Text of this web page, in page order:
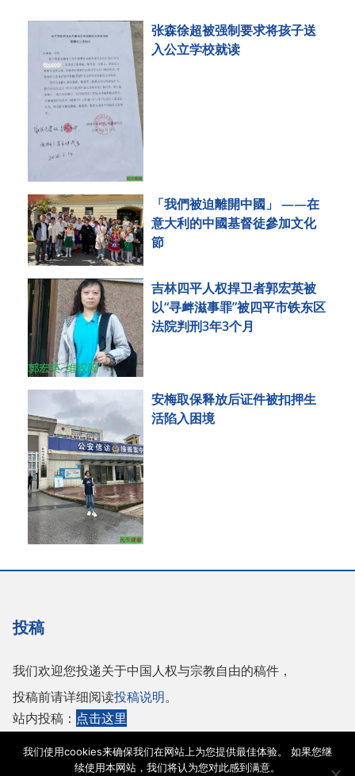
张森徐超被强制要求将孩子送
入公立学校就读
「我們被迫離開中國」 ——在
意大利的中國基督徒參加文化
節
吉林四平人权捍卫者郭宏英被
以“寻衅滋事罪”被四平市铁东区
法院判刑3年3个月
安梅取保释放后证件被扣押生
活陷入困境
投稿
我们欢迎您投递关于中国人权与宗教自由的稿件，
投稿前请详细阅读投稿说明。
站内投稿： 点击这里
我们使用cookies来确保我们在网站上为您提供最佳体验。 如果您继
续使用本网站，我们将认为您对此感到满意。